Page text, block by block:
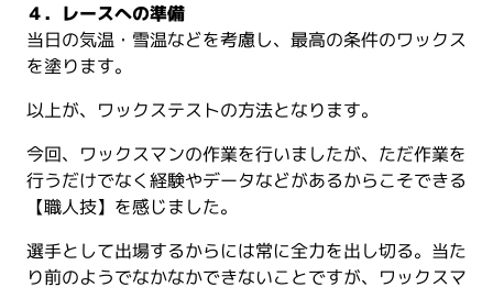
４．レースへの準備
当日の気温・雪温などを考慮し、最高の条件のワックス
を塗ります。
以上が、ワックステストの方法となります。
今回、ワックスマンの作業を行いましたが、ただ作業を
行うだけでなく経験やデータなどがあるからこそできる
【職人技】を感じました。
選手として出場するからには常に全力を出し切る。当た
り前のようでなかなかできないことですが、ワックスマ